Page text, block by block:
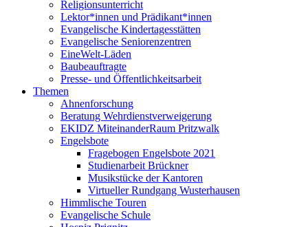
Religionsunterricht
Lektor*innen und Prädikant*innen
Evangelische Kindertagesstätten
Evangelische Seniorenzentren
EineWelt-Läden
Baubeauftragte
Presse- und Öffentlichkeitsarbeit
Themen
Ahnenforschung
Beratung Wehrdienstverweigerung
EKIDZ MiteinanderRaum Pritzwalk
Engelsbote
Fragebogen Engelsbote 2021
Studienarbeit Brückner
Musikstücke der Kantoren
Virtueller Rundgang Wusterhausen
Himmlische Touren
Evangelische Schule